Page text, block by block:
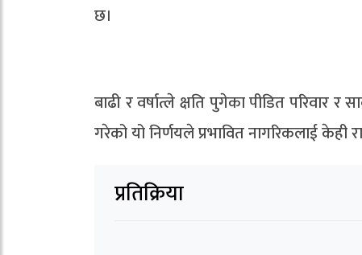
छ।
बाढी र वर्षात्ले क्षति पुगेका पीडित परिवार
गरेको यो निर्णयले प्रभावित नागरिकलाई केही
प्रतिक्रिया